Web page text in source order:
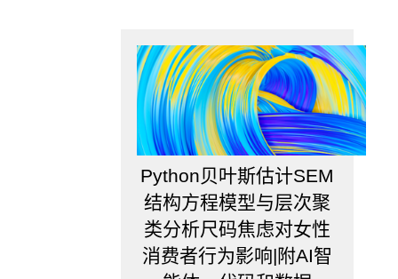
Python贝叶斯估计SEM
结构方程模型与层次聚
类分析尺码焦虑对女性
消费者行为影响|附AI智